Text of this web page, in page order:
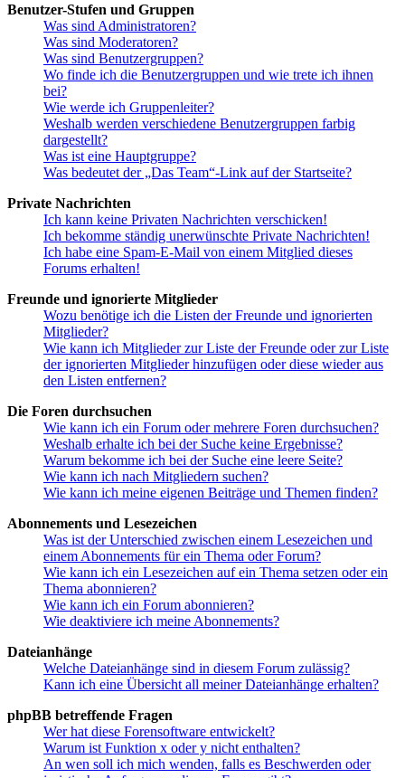
Benutzer-Stufen und Gruppen
Was sind Administratoren?
Was sind Moderatoren?
Was sind Benutzergruppen?
Wo finde ich die Benutzergruppen und wie trete ich ihnen
bei?
Wie werde ich Gruppenleiter?
Weshalb werden verschiedene Benutzergruppen farbig
dargestellt?
Was ist eine Hauptgruppe?
Was bedeutet der „Das Team“-Link auf der Startseite?
Private Nachrichten
Ich kann keine Privaten Nachrichten verschicken!
Ich bekomme ständig unerwünschte Private Nachrichten!
Ich habe eine Spam-E-Mail von einem Mitglied dieses
Forums erhalten!
Freunde und ignorierte Mitglieder
Wozu benötige ich die Listen der Freunde und ignorierten
Mitglieder?
Wie kann ich Mitglieder zur Liste der Freunde oder zur Liste
der ignorierten Mitglieder hinzufügen oder diese wieder aus
den Listen entfernen?
Die Foren durchsuchen
Wie kann ich ein Forum oder mehrere Foren durchsuchen?
Weshalb erhalte ich bei der Suche keine Ergebnisse?
Warum bekomme ich bei der Suche eine leere Seite?
Wie kann ich nach Mitgliedern suchen?
Wie kann ich meine eigenen Beiträge und Themen finden?
Abonnements und Lesezeichen
Was ist der Unterschied zwischen einem Lesezeichen und
einem Abonnements für ein Thema oder Forum?
Wie kann ich ein Lesezeichen auf ein Thema setzen oder ein
Thema abonnieren?
Wie kann ich ein Forum abonnieren?
Wie deaktiviere ich meine Abonnements?
Dateianhänge
Welche Dateianhänge sind in diesem Forum zulässig?
Kann ich eine Übersicht all meiner Dateianhänge erhalten?
phpBB betreffende Fragen
Wer hat diese Forensoftware entwickelt?
Warum ist Funktion x oder y nicht enthalten?
An wen soll ich mich wenden, falls es Beschwerden oder